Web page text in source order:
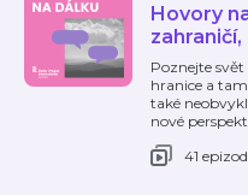
Hovory
Poznejte
hranice a
také
nové
41 epizod